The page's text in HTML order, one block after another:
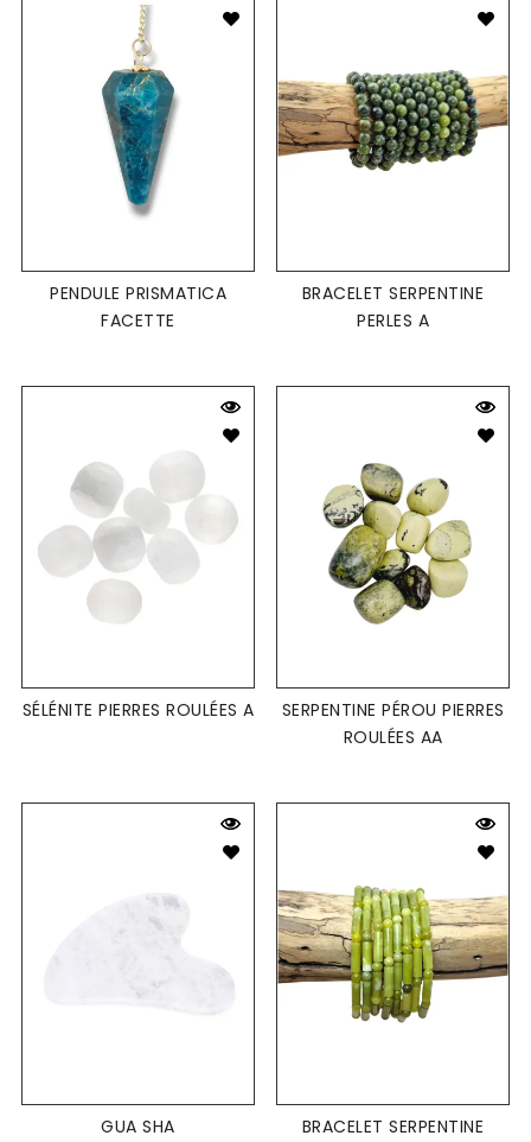
PENDULE PRISMATICA
FACETTE
BRACELET SERPENTINE
PERLES A
SÉLÉNITE PIERRES ROULÉES A
SERPENTINE PÉROU PIERRES
ROULÉES AA
GUA SHA
BRACELET SERPENTINE